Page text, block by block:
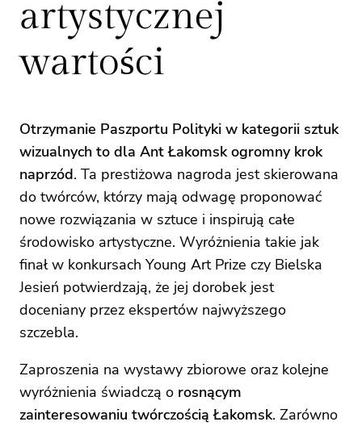
artystycznej
wartości
Otrzymanie Paszportu Polityki w kategorii sztuk
wizualnych to dla Ant Łakomsk ogromny krok
naprzód. Ta prestiżowa nagroda jest skierowana
do twórców, którzy mają odwagę proponować
nowe rozwiązania w sztuce i inspirują całe
środowisko artystyczne. Wyróżnienia takie jak
finał w konkursach Young Art Prize czy Bielska
Jesień potwierdzają, że jej dorobek jest
doceniany przez ekspertów najwyższego
szczebla.
Zaproszenia na wystawy zbiorowe oraz kolejne
wyróżnienia świadczą o rosnącym
zainteresowaniu twórczością Łakomsk. Zarówno